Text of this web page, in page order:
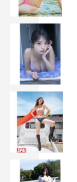
【脚本】栗山宗大
【出演】黒田みど
黒田洋志:ダンカン
リンリン:佐藤仁美
■ストーリー
みどりは、妻を亡
家の父と2人で暮
い母親は中国人の
いや文化の違いに
んなみどりとリン
公式サイト